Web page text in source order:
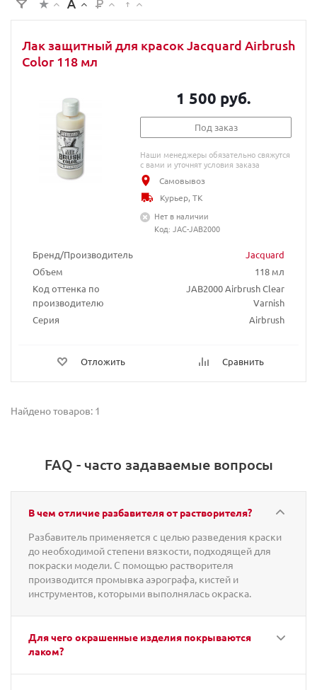
Лак защитный для красок Jacquard Airbrush
Color 118 мл
Бренд/Производитель
Jacquard
Объем
118 мл
Код оттенка по
производителю
JAB2000 Airbrush Clear
Varnish
Серия
Airbrush
Отложить Сравнить
1 500 руб.
Под заказ
Наши менеджеры обязательно свяжутся
с вами и уточнят условия заказа
Самовывоз
Курьер, ТК
Нет в наличии
Код: JAC-JAB2000
Найдено товаров: 1
FAQ - часто задаваемые вопросы
В чем отличие разбавителя от растворителя?
Разбавитель применяется с целью разведения краски
до необходимой степени вязкости, подходящей для
покраски модели. С помощью растворителя
производится промывка аэрографа, кистей и
инструментов, которыми выполнялась окраска.
Для чего окрашенные изделия покрываются
лаком?